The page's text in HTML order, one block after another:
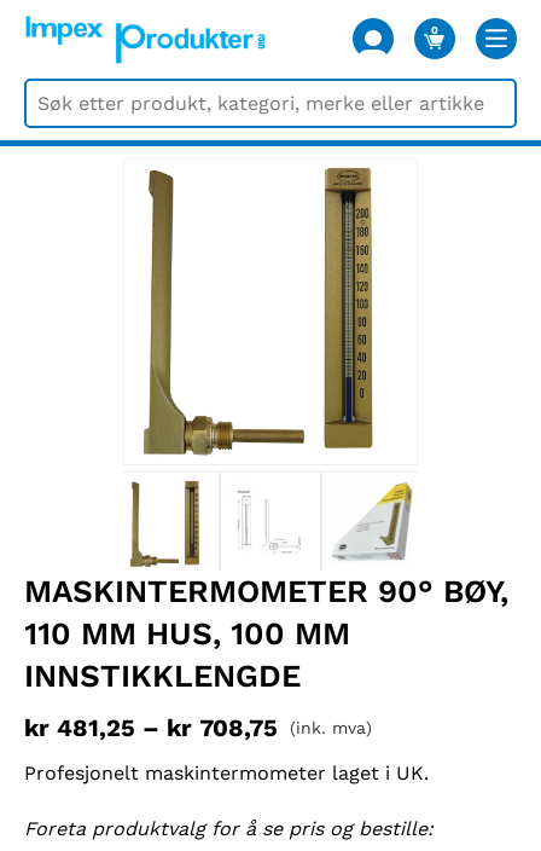
0
VARER
MASKINTERMOMETER 90° BØY,
110 MM HUS, 100 MM
INNSTIKKLENGDE
kr 481,25 – kr 708,75 (ink. mva)
Profesjonelt maskintermometer laget i UK.
Foreta produktvalg for å se pris og bestille: